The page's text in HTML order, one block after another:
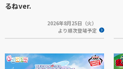
るねver.
2026年8月25日（火）
より順次登場予定